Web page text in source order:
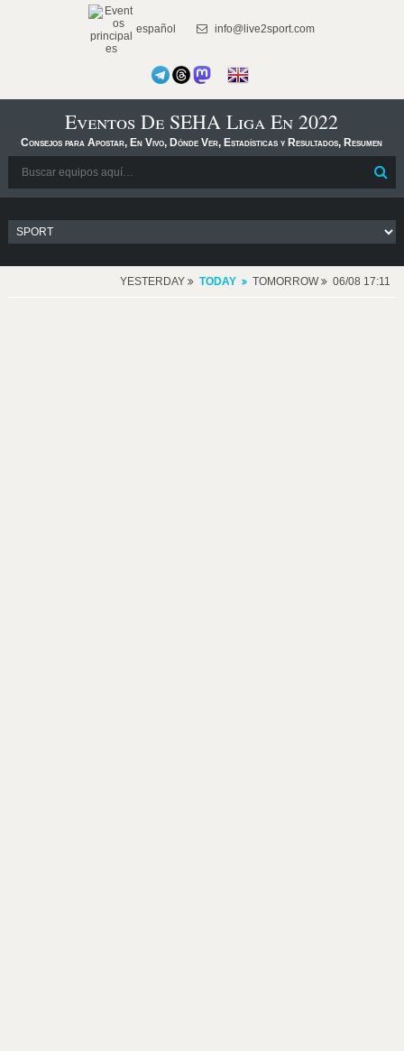
español info@live2sport.com
Eventos De SEHA Liga En 2022
Consejos para Apostar, En Vivo, Dónde Ver, Estadísticas y Resultados, Resumen
YESTERDAY TODAY TOMORROW 06/08 17:11